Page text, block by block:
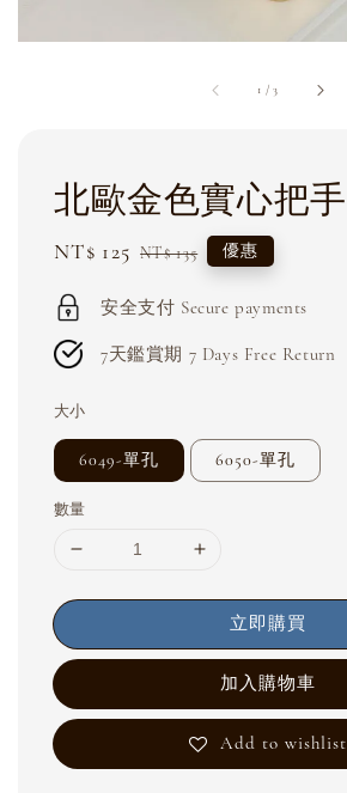
1 /3
北歐金色實心把手
Sale
NT$ 125 Regular
NT$ 135 優惠
安全支付 Secure payments
7天鑑賞期 7 Days Free Return
大小
6049-單孔 6050-單孔
數量
立即購買
加入購物車
Add to wishlist